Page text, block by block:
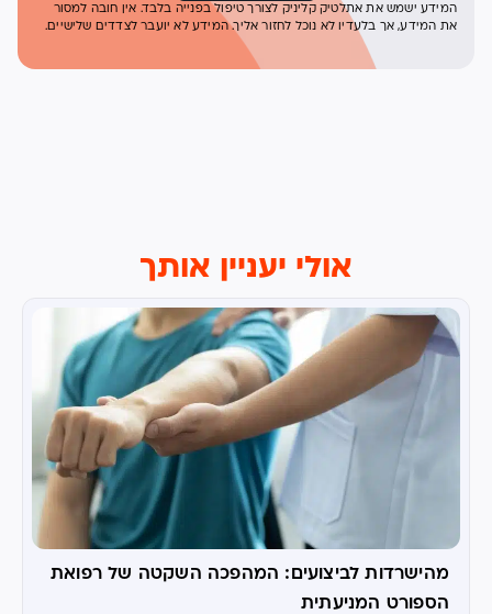
המידע ישמש את אתלטיק קליניק לצורך טיפול בפנייה בלבד. אין חובה למסור
את המידע, אך בלעדיו לא נוכל לחזור אליך. המידע לא יועבר לצדדים שלישיים.
אולי יעניין אותך
מהישרדות לביצועים: המהפכה השקטה של רפואת
הספורט המניעתית